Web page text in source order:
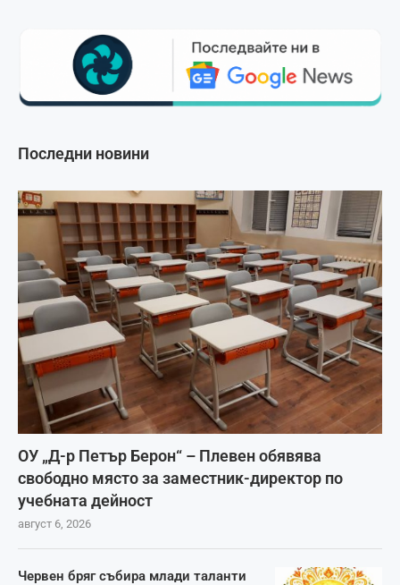
Последни новини
ОУ „Д-р Петър Берон“ – Плевен обявява
свободно място за заместник-директор по
учебната дейност
август 6, 2026
Червен бряг събира млади таланти